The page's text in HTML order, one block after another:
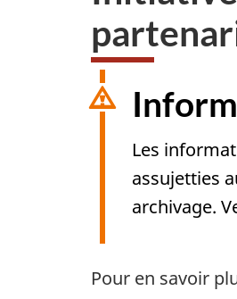
Les
assujetties
archivage.
Pour en savoir